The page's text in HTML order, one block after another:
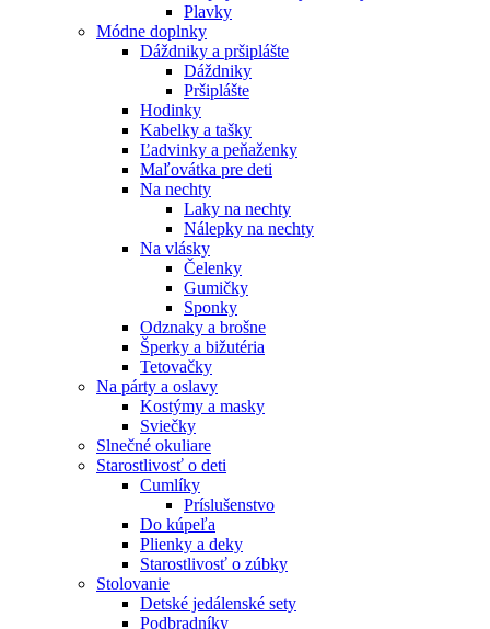
Plavky
Módne doplnky
Dáždniky a pršiplášte
Dáždniky
Pršiplášte
Hodinky
Kabelky a tašky
Ľadvinky a peňaženky
Maľovátka pre deti
Na nechty
Laky na nechty
Nálepky na nechty
Na vlásky
Čelenky
Gumičky
Sponky
Odznaky a brošne
Šperky a bižutéria
Tetovačky
Na párty a oslavy
Kostýmy a masky
Sviečky
Slnečné okuliare
Starostlivosť o deti
Cumlíky
Príslušenstvo
Do kúpeľa
Plienky a deky
Starostlivosť o zúbky
Stolovanie
Detské jedálenské sety
Podbradníky